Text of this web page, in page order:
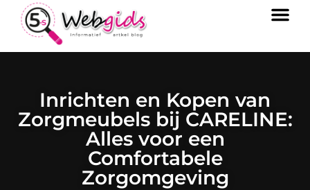
Inrichten en Kopen van
Zorgmeubels bij CARELINE:
Alles voor een
Comfortabele
Zorgomgeving